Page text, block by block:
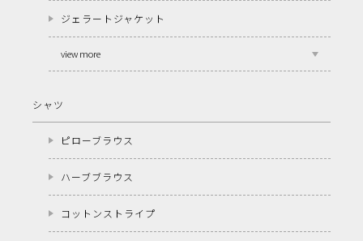
ジェラートジャケット
view more
シャツ
ピローブラウス
ハーブブラウス
コットンストライプ